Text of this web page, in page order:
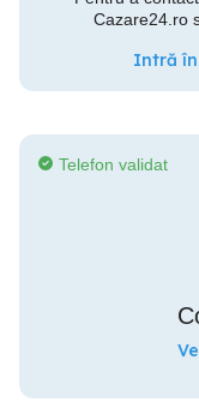
Cazare24.ro
Intră
Telefon validat